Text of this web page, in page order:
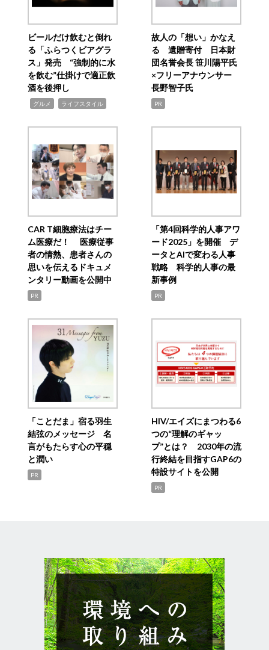
ビールだけ飲むと倒れ
る「ふらつくビアグラ
ス」発売 “強制的に水
を飲む”仕掛けで適正飲
酒を後押し
グルメ ライフスタイル
故人の「想い」かなえ
る 遺贈寄付 日本財
団名誉会長 笹川陽平氏
×フリーアナウンサー
長野智子氏
PR
CAR T細胞療法はチー
ム医療だ！ 医療従事
者の情熱、患者さんの
思いを伝えるドキュメ
ンタリー動画を公開中
PR
「第4回科学的人事アワ
ード2025」を開催 デ
ータとAIで変わる人事
戦略 科学的人事の最
新事例
PR
「ことだま」宿る羽生
結弦のメッセージ 名
言がもたらす心の平穏
と潤い
PR
HIV/エイズにまつわる6
つの“理解のギャッ
プ”とは？ 2030年の流
行終結を目指すGAP6の
特設サイトを公開
PR